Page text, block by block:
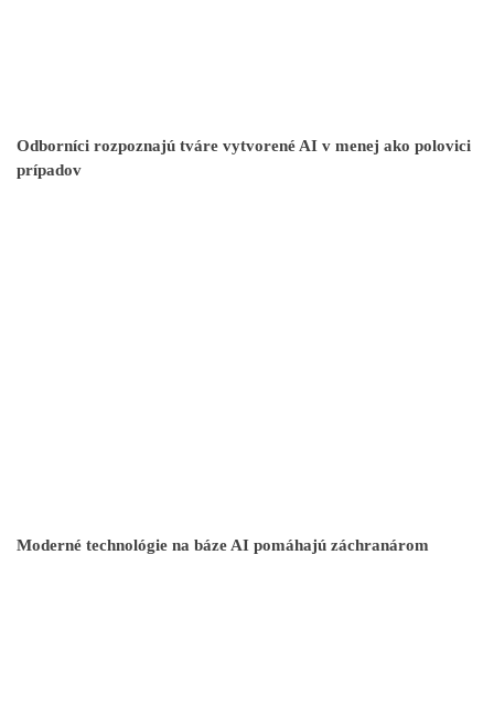
Odborníci rozpoznajú tváre vytvorené AI v menej ako polovici
prípadov
Moderné technológie na báze AI pomáhajú záchranárom